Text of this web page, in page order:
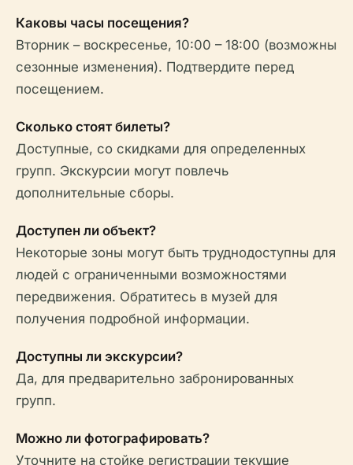
Каковы часы посещения?
Вторник – воскресенье, 10:00 – 18:00 (возможны
сезонные изменения). Подтвердите перед
посещением.
Сколько стоят билеты?
Доступные, со скидками для определенных
групп. Экскурсии могут повлечь
дополнительные сборы.
Доступен ли объект?
Некоторые зоны могут быть труднодоступны для
людей с ограниченными возможностями
передвижения. Обратитесь в музей для
получения подробной информации.
Доступны ли экскурсии?
Да, для предварительно забронированных
групп.
Можно ли фотографировать?
Уточните на стойке регистрации текущие